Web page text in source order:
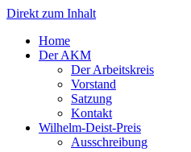
Direkt zum Inhalt
Home
Der AKM
Der Arbeitskreis
Vorstand
Satzung
Kontakt
Wilhelm-Deist-Preis
Ausschreibung